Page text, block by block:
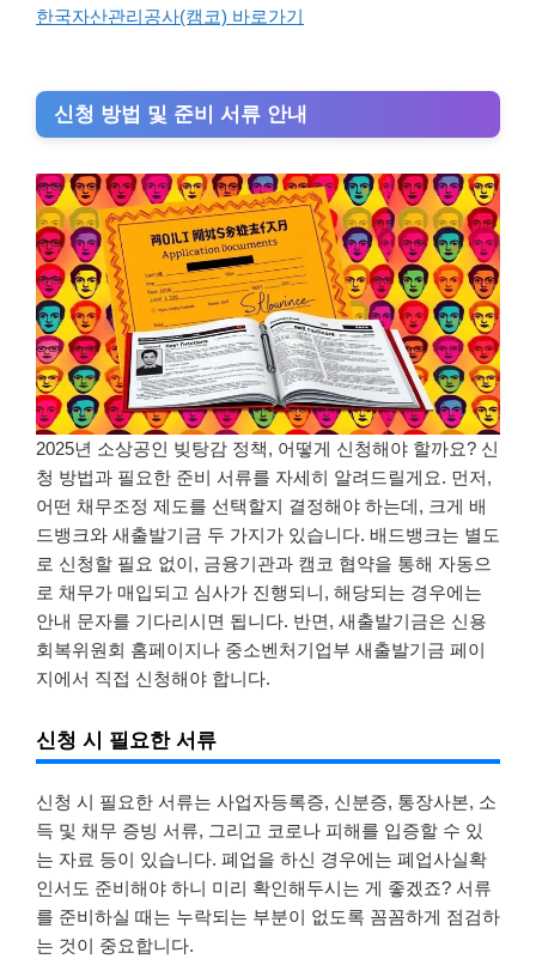
한국자산관리공사(캠코) 바로가기
신청 방법 및 준비 서류 안내
2025년 소상공인 빚탕감 정책, 어떻게 신청해야 할까요? 신
청 방법과 필요한 준비 서류를 자세히 알려드릴게요. 먼저,
어떤 채무조정 제도를 선택할지 결정해야 하는데, 크게 배
드뱅크와 새출발기금 두 가지가 있습니다. 배드뱅크는 별도
로 신청할 필요 없이, 금융기관과 캠코 협약을 통해 자동으
로 채무가 매입되고 심사가 진행되니, 해당되는 경우에는
안내 문자를 기다리시면 됩니다. 반면, 새출발기금은 신용
회복위원회 홈페이지나 중소벤처기업부 새출발기금 페이
지에서 직접 신청해야 합니다.
신청 시 필요한 서류
신청 시 필요한 서류는 사업자등록증, 신분증, 통장사본, 소
득 및 채무 증빙 서류, 그리고 코로나 피해를 입증할 수 있
는 자료 등이 있습니다. 폐업을 하신 경우에는 폐업사실확
인서도 준비해야 하니 미리 확인해두시는 게 좋겠죠? 서류
를 준비하실 때는 누락되는 부분이 없도록 꼼꼼하게 점검하
는 것이 중요합니다.